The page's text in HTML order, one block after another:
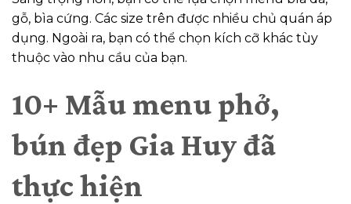
gỗ, bìa cứng. Các size trên được nhiều chủ quán áp
dụng. Ngoài ra, bạn có thể chọn kích cỡ khác tùy
thuộc vào nhu cầu của bạn.
10+ Mẫu menu phở,
bún đẹp Gia Huy đã
thực hiện